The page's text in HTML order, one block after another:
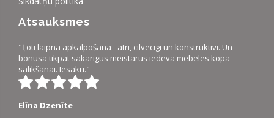
Atsauksmes
"Ļoti laipna apkalpošana - ātri, cilvēcīgi un konstruktīvi. Un
bonusā tikpat sakarīgus meistarus iedeva mēbeles kopā
salikšanai. Iesaku."
Elīna Dzenīte